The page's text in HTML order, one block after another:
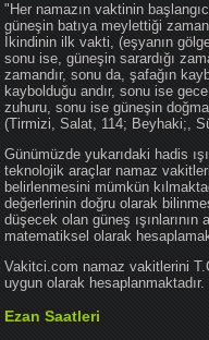
"Her namazın vaktinin
güneşin batıya meylettiği
İkindinin ilk vakti, (eşyanın
sonu ise, güneşin sarardığı
zamandır, sonu da, şafağın
kaybolduğu andır, sonu ise
zuhuru, sonu ise güneşin
(Tirmizi, Salat, 114; Beyhaki;,
Günümüzde yukarıdaki hadis
teknolojik araçlar namaz
belirlenmesini mümkün
değerlerinin doğru olarak
düşecek olan güneş ışınlarının
matematiksel olarak
Vakitci.com namaz vakitlerini
uygun olarak hesaplanmaktadır.
Ezan Saatleri